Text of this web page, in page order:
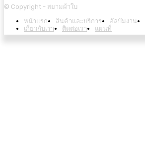
© Copyright - สยามผ้าใบ
หน้าแรก
สินค้าและบริการ อัลบัมงาน
เกี่ยวกับเรา
ติดต่อเรา แผนที่